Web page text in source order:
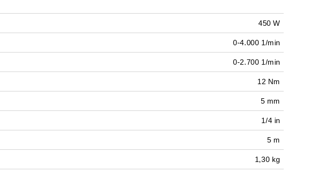
450 W
0-4.000 1/min
0-2.700 1/min
12 Nm
5 mm
1/4 in
5 m
1,30 kg